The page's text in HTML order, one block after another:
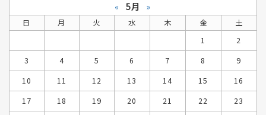
« 5月 »
日 月 火 水 木 金
土
1
2
3
4 5 6 7 8
9
10
11 12 13 14 15
16
17
18 19 20 21 22
23